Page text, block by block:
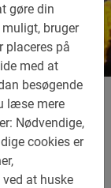
gøre din
bruger
placeres på
med at
besøgende
læse mere
Nødvendige,
cookies er
at huske